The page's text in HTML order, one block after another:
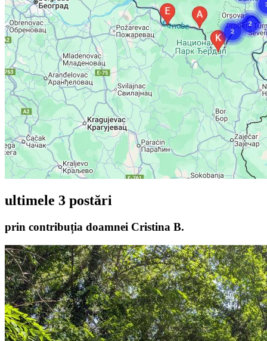
ultimele 3 postări
prin contribuția doamnei Cristina B.